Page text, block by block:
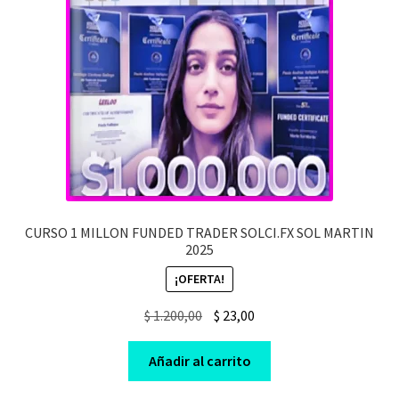
CURSO 1 MILLON FUNDED TRADER SOLCI.FX SOL MARTIN
2025
¡OFERTA!
$1.200,00
Original
price
was:
$ 1.200,00.
$ 23,00Current
price
$ 23,00.
Añadir al carrito